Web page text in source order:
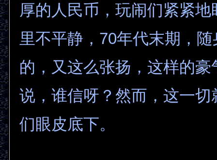
厚的人民币，玩闹们紧紧
里不平静，70年代末期，
的，又这么张扬，这样的豪
说，谁信呀？然而，这一切
们眼皮底下。